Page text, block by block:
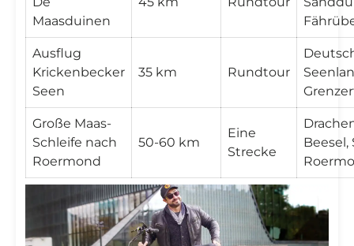
Maasduinen
Ausflug
Krickenbecker
Seen
35 km Rundtour
Große Maas-
Schleife nach
Roermond
50-60 km
Eine
Strecke
Beesel,